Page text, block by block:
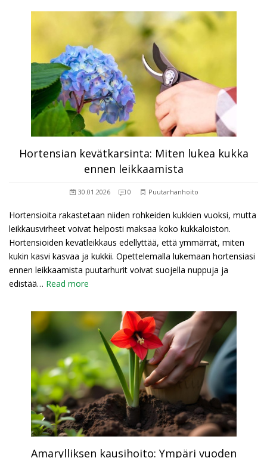
Hortensian kevätkarsinta: Miten lukea kukka
ennen leikkaamista
30.01.2026 0 Puutarhanhoito
Hortensioita rakastetaan niiden rohkeiden kukkien vuoksi, mutta
leikkausvirheet voivat helposti maksaa koko kukkaloiston.
Hortensioiden kevätleikkaus edellyttää, että ymmärrät, miten
kukin kasvi kasvaa ja kukkii. Opettelemalla lukemaan hortensiasi
ennen leikkaamista puutarhurit voivat suojella nuppuja ja
edistää… Read more
Amarylliksen kausihoito: Ympäri vuoden